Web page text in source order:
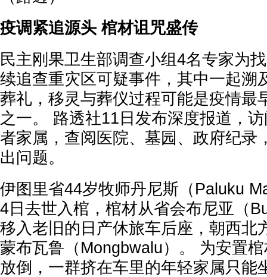
疫调紧追源头 棺材诅咒盛传
民主刚果卫生部调查小组4名专家为
续追查重灾区可疑事件，其中一起溯
葬礼，移灵与葬仪过程可能是疫情最
之一。 路透社11日发布深度报道，
者家属，查阅医院、墓园、政府纪录
出问题。
伊图里省44岁牧师丹尼斯（Paluku
4日去世入棺，棺材从省会布尼亚（
移入老旧的日产休旅车后座，朝西北
蒙布瓦鲁（Mongbwalu）。 为安置
放倒，一群挤在车里的年轻家属只能